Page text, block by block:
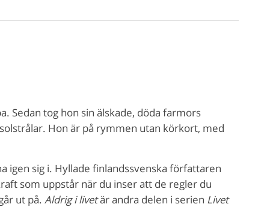
Sedan tog hon sin älskade, döda farmors
Hon är på rymmen utan körkort, med
igen sig i. Hyllade finlandssvenska författaren
som uppstår när du inser att de regler du
ut på. Aldrig i livetär andra delen i serien Livet